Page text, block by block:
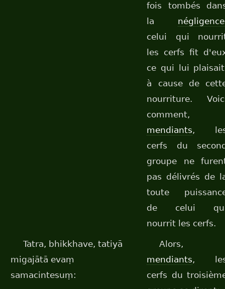
fois tombés
la négligence
celui qui
les cerfs fit
ce qui lui
à cause de
nourriture.
comment,
mendiants,
cerfs du
groupe ne
pas délivrés de
toute
de celui
nourrit les cerfs.
Tatra, bhikkhave, tatiyā
migajātā evaṃ
samacintesuṃ:
Alors,
mendiants,
cerfs du